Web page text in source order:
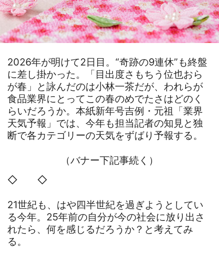
2026年が明けて2日目。“奇跡の9連休”も終盤
に差し掛かった。「目出度さもちう位也おら
が春」と詠んだのは小林一茶だが、われらが
食品業界にとってこの春のめでたさはどのく
らいだろうか。本紙新年号吉例・元祖「業界
天気予報」では、今年も担当記者の知見と独
断で各カテゴリーの天気をずばり予報する。
（バナー下記事続く）
◇ ◇
21世紀も、はや四半世紀を過ぎようとしてい
る今年。25年前の自分が今の社会に放り出さ
れたら、何を感じるだろうか？と考えてみ
る。